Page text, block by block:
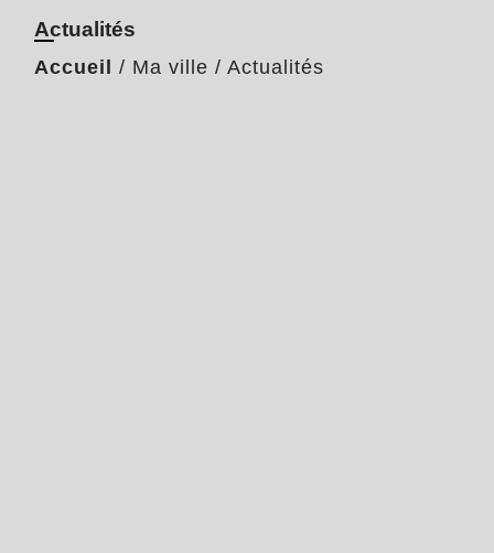
Actualités
Accueil / Ma ville / Actualités